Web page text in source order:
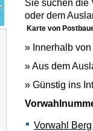
Sie suchen die
oder dem
Karte von
» Innerhalb
» Aus dem
» Günstig ins
Vorwahl